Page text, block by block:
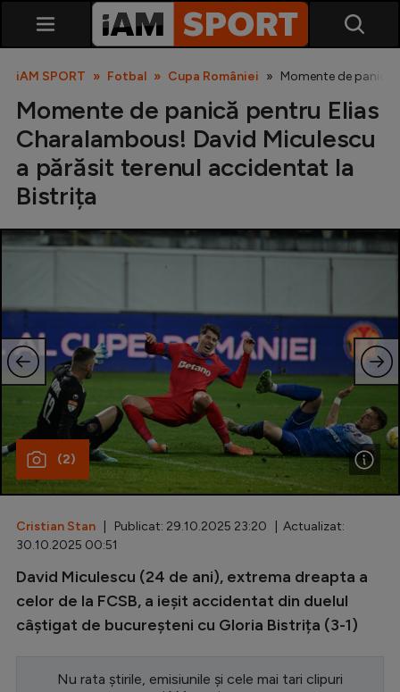
SuperLiga
Echipa Națională
Fotbal feminin
Special
Diverse
Inedit
Clasamente
Champions League
iAM SPORT Fotbal Cupa României Momente de panică
Momente de panică pentru Elias
Charalambous! David Miculescu
a părăsit terenul accidentat la
Bistrița
(2)
Cristian Stan | Publicat: 29.10.2025 23:20 | Actualizat:
30.10.2025 00:51
David Miculescu (24 de ani), extrema dreapta a
celor de la FCSB, a ieșit accidentat din duelul
câștigat de bucureșteni cu Gloria Bistrița (3-1)
Nu rata știrile, emisiunile și cele mai tari clipuri